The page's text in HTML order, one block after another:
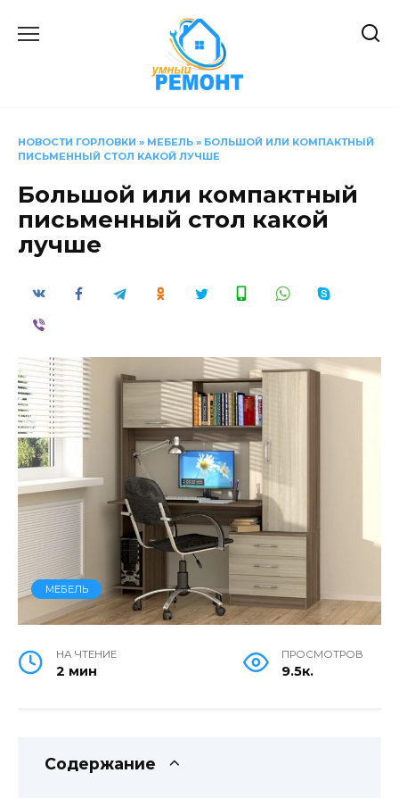
НОВОСТИ ГОРЛОВКИ » МЕБЕЛЬ » БОЛЬШОЙ ИЛИ КОМПАКТНЫЙ
ПИСЬМЕННЫЙ СТОЛ КАКОЙ ЛУЧШЕ
Большой или компактный
письменный стол какой
лучше
МЕБЕЛЬ
НА ЧТЕНИЕ
2 мин
ПРОСМОТРОВ
9.5к.
Содержание